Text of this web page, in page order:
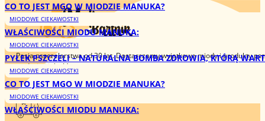
CO TO JEST MGO W MIODZIE MANUKA?
MIODOWE CIEKAWOSTKI
WŁAŚCIWOŚCI MIODU MANUKA:
MIODOWE CIEKAWOSTKI
PYŁEK PSZCZELI – NATURALNA BOMBA ZDROWIA, KTÓRĄ
MIODOWE CIEKAWOSTKI
CO TO JEST MGO W MIODZIE MANUKA?
MIODOWE CIEKAWOSTKI
WŁAŚCIWOŚCI MIODU MANUKA:
Pasja pszczelarstwa od 30 lat. Dostarczamy wyjątkowe miody i produkty
tradycję i jakość.